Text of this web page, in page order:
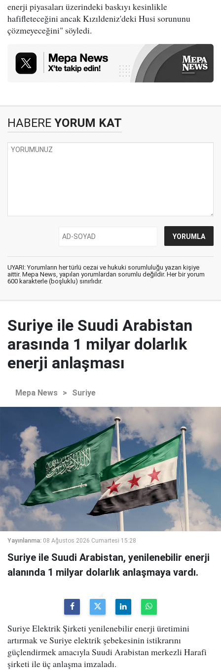
enerji piyasaları üzerindeki baskıyı kesinlikle
hafifleteceğini ancak Kızıldeniz'deki Husi sorununu
çözmeyeceğini" söyledi.
HABERE YORUM KAT
UYARI: Yorumların her türlü cezai ve hukuki sorumluluğu yazan kişiye
aittir. Mepa News, yapılan yorumlardan sorumlu değildir. Her bir yorum
600 karakterle (boşluklu) sınırlıdır.
Suriye ile Suudi Arabistan
arasında 1 milyar dolarlık
enerji anlaşması
Mepa News > Suriye
Yayınlanma: 08 Ağustos 2026 Cumartesi 15:28
Suriye ile Suudi Arabistan, yenilenebilir enerji
alanında 1 milyar dolarlık anlaşmaya vardı.
Suriye Elektrik Şirketi yenilenebilir enerji üretimini
artırmak ve Suriye elektrik şebekesinin istikrarını
güçlendirmek amacıyla Suudi Arabistan merkezli Harafi
şirketi ile üç anlaşma imzaladı.